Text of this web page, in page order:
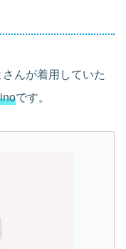
んが着用していた
です。